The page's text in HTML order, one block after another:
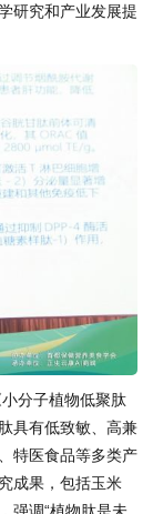
研究和产业发展提
分子植物低聚肽
具有低致敏、高兼
特医食品等多类产
成果，包括玉米